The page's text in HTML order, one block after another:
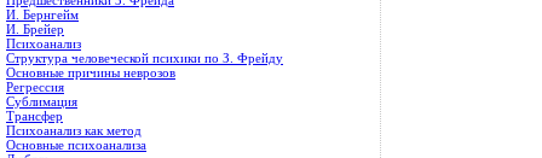
И. Бернгейм
И. Брейер
Психоанализ
Структура человеческой психики по З. Фрейду
Основные причины неврозов
Регрессия
Сублимация
Трансфер
Психоанализ как метод
Основные психоанализа